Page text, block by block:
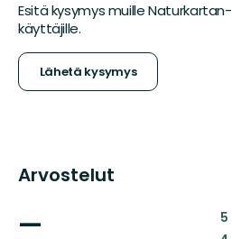
Esitä kysymys muille Naturkartan-
käyttäjille.
Lähetä kysymys
Arvostelut
— 5: